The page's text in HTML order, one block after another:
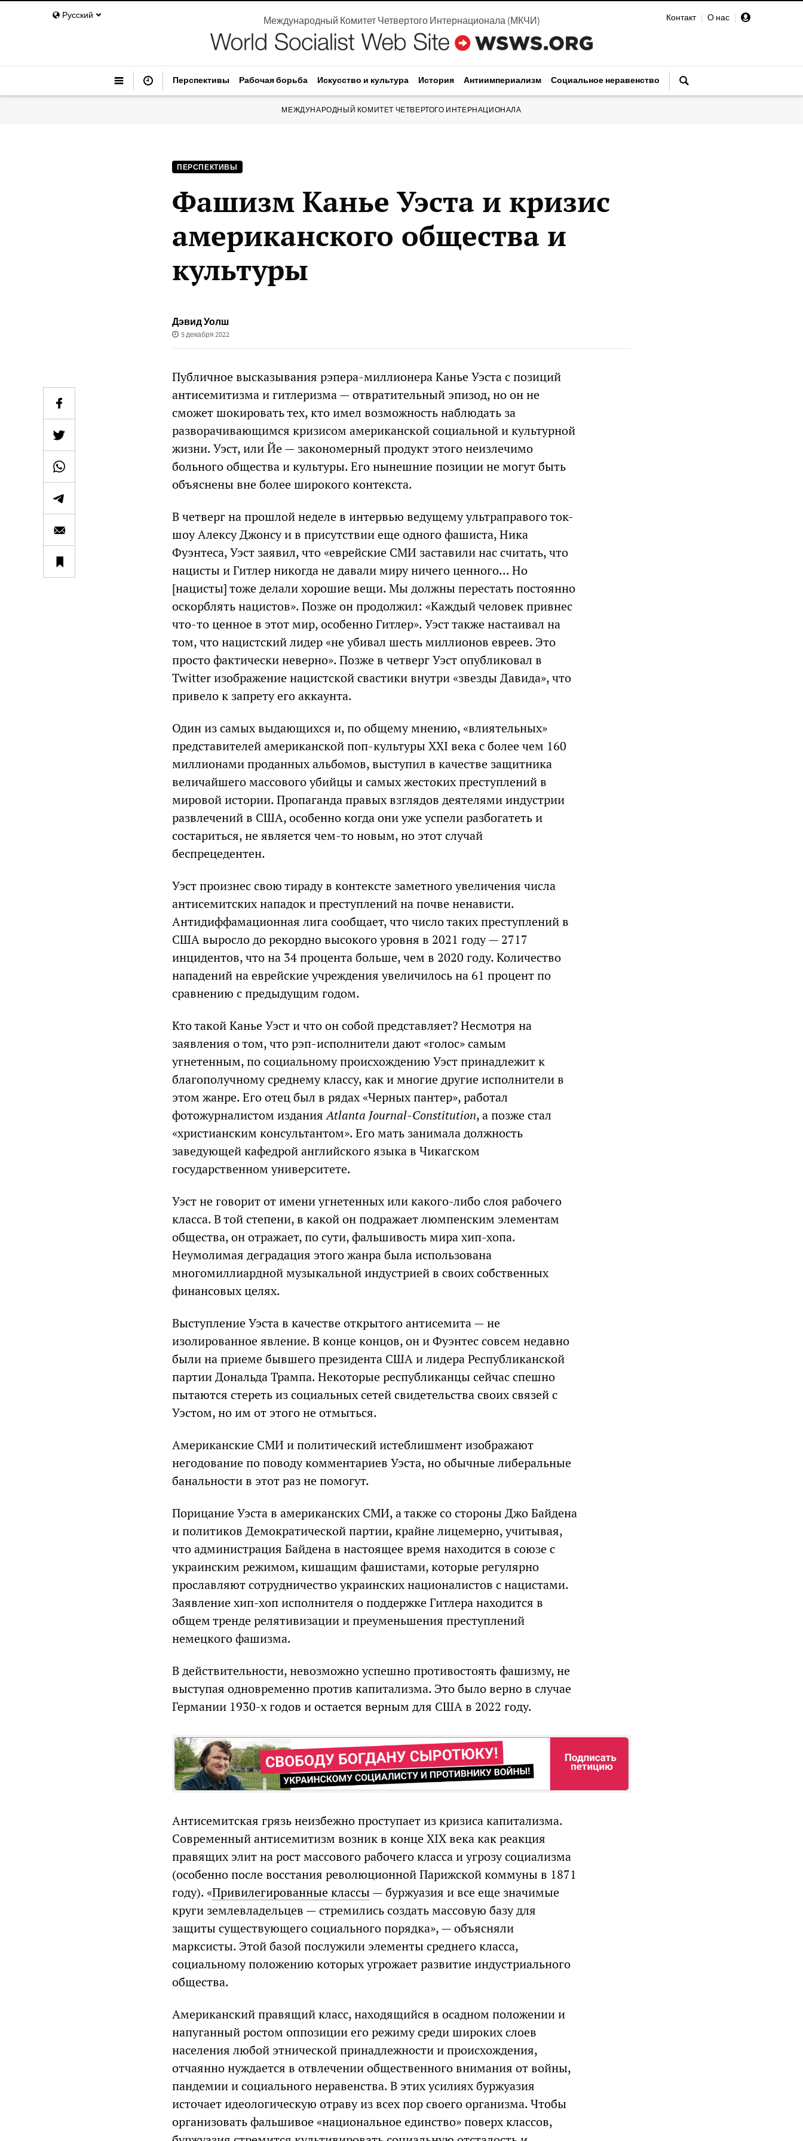
Русский Контакт | О нас |
Международный Комитет Четвертого Интернационала(МКЧИ)
Перспективы Рабочая борьба Искусство и культура История Антиимпериализм Социальное неравенство
МЕЖДУНАРОДНЫЙ КОМИТЕТ ЧЕТВЕРТОГО ИНТЕРНАЦИОНАЛА
ПЕРСПЕКТИВЫ
Фашизм Канье Уэста и кризис
американского общества и
культуры
Дэвид Уолш
5 декабря 2022
Публичное высказывания рэпера-миллионера Канье Уэста с позиций
антисемитизма и гитлеризма — отвратительный эпизод, но он не
сможет шокировать тех, кто имел возможность наблюдать за
разворачивающимся кризисом американской социальной и культурной
жизни. Уэст, или Йе — закономерный продукт этого неизлечимо
больного общества и культуры. Его нынешние позиции не могут быть
объяснены вне более широкого контекста.
В четверг на прошлой неделе в интервью ведущему ультраправого ток-
шоу Алексу Джонсу и в присутствии еще одного фашиста, Ника
Фуэнтеса, Уэст заявил, что «еврейские СМИ заставили нас считать, что
нацисты и Гитлер никогда не давали миру ничего ценного... Но
[нацисты] тоже делали хорошие вещи. Мы должны перестать постоянно
оскорблять нацистов». Позже он продолжил: «Каждый человек привнес
что-то ценное в этот мир, особенно Гитлер». Уэст также настаивал на
том, что нацистский лидер «не убивал шесть миллионов евреев. Это
просто фактически неверно». Позже в четверг Уэст опубликовал в
Twitter изображение нацистской свастики внутри «звезды Давида», что
привело к запрету его аккаунта.
Один из самых выдающихся и, по общему мнению, «влиятельных»
представителей американской поп-культуры XXI века с более чем 160
миллионами проданных альбомов, выступил в качестве защитника
величайшего массового убийцы и самых жестоких преступлений в
мировой истории. Пропаганда правых взглядов деятелями индустрии
развлечений в США, особенно когда они уже успели разбогатеть и
состариться, не является чем-то новым, но этот случай
беспрецедентен.
Уэст произнес свою тираду в контексте заметного увеличения числа
антисемитских нападок и преступлений на почве ненависти.
Антидиффамационная лига сообщает, что число таких преступлений в
США выросло до рекордно высокого уровня в 2021 году — 2717
инцидентов, что на 34 процента больше, чем в 2020 году. Количество
нападений на еврейские учреждения увеличилось на 61 процент по
сравнению с предыдущим годом.
Кто такой Канье Уэст и что он собой представляет? Несмотря на
заявления о том, что рэп-исполнители дают «голос» самым
угнетенным, по социальному происхождению Уэст принадлежит к
благополучному среднему классу, как и многие другие исполнители в
этом жанре. Его отец был в рядах «Черных пантер», работал
фотожурналистом изданияAtlanta Journal-Constitution, а позже стал
«христианским консультантом». Его мать занимала должность
заведующей кафедрой английского языка в Чикагском
государственном университете.
Уэст не говорит от имени угнетенных или какого-либо слоя рабочего
класса. В той степени, в какой он подражает люмпенским элементам
общества, он отражает, по сути, фальшивость мира хип-хопа.
Неумолимая деградация этого жанра была использована
многомиллиардной музыкальной индустрией в своих собственных
финансовых целях.
Выступление Уэста в качестве открытого антисемита — не
изолированное явление. В конце концов, он и Фуэнтес совсем недавно
были на приеме бывшего президента США и лидера Республиканской
партии Дональда Трампа. Некоторые республиканцы сейчас спешно
пытаются стереть из социальных сетей свидетельства своих связей с
Уэстом, но им от этого не отмыться.
Американские СМИ и политический истеблишмент изображают
негодование по поводу комментариев Уэста, но обычные либеральные
банальности в этот раз не помогут.
Порицание Уэста в американских СМИ, а также со стороны Джо Байдена
и политиков Демократической партии, крайне лицемерно, учитывая,
что администрация Байдена в настоящее время находится в союзе с
украинским режимом, кишащим фашистами, которые регулярно
прославляют сотрудничество украинских националистов с нацистами.
Заявление хип-хоп исполнителя о поддержке Гитлера находится в
общем тренде релятивизации и преуменьшения преступлений
немецкого фашизма.
В действительности, невозможно успешно противостоять фашизму, не
выступая одновременно против капитализма. Это было верно в случае
Германии 1930-х годов и остается верным для США в 2022 году.
Антисемитская грязь неизбежно проступает из кризиса капитализма.
Современный антисемитизм возник в конце XIX века как реакция
правящих элит на рост массового рабочего класса и угрозу социализма
(особенно после восстания революционной Парижской коммуны в 1871
году). «Привилегированные классы — буржуазия и все еще значимые
круги землевладельцев — стремились создать массовую базу для
защиты существующего социального порядка», — объясняли
марксисты. Этой базой послужили элементы среднего класса,
социальному положению которых угрожает развитие индустриального
общества.
Американский правящий класс, находящийся в осадном положении и
напуганный ростом оппозиции его режиму среди широких слоев
населения любой этнической принадлежности и происхождения,
отчаянно нуждается в отвлечении общественного внимания от войны,
пандемии и социального неравенства. В этих усилиях буржуазия
источает идеологическую отраву из всех пор своего организма. Чтобы
организовать фальшивое «национальное единство» поверх классов,